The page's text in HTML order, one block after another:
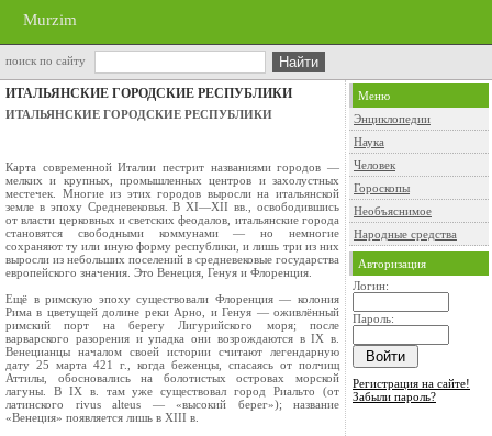
Murzim
поиск по сайту
ИТАЛЬЯНСКИЕ ГОРОДСКИЕ РЕСПУБЛИКИ
ИТАЛЬЯНСКИЕ ГОРОДСКИЕ РЕСПУБЛИКИ
Карта современной Италии пестрит названия­ми городов —
мелких и крупных, промыш­ленных центров и захолустных
местечек. Многие из этих городов выросли на итальянской
земле в эпоху Средневековья. В XI—XII вв., ос­вободившись
от власти церковных и светских фе­одалов, итальянские города
становятся свободными коммунами — но немногие
сохраняют ту или иную форму республики, и лишь три из них
выросли из небольших поселений в средневековые государства
европейского значения. Это Венеция, Генуя и Фло­ренция.
Ещё в римскую эпоху существовали Флоренция — колония
Рима в цветущей долине реки Арно, и Генуя — оживлённый
римский порт на берегу Ли­гурийского моря; после
варварского разорения и упадка они возрождаются в IX в.
Венецианцы на­чалом своей истории считают легендарную
дату 25 марта 421 г., когда беженцы, спасаясь от полчищ
Аттилы, обосновались на болотистых островах морской
лагуны. В IX в. там уже существовал город Риальто (от
латинского rivus alteus — «высокий берег»); название
«Венеция» появляется лишь в XIII в.
Меню
Энциклопедии
Наука
Человек
Гороскопы
Необъяснимое
Народные средства
Авторизация
Логин:
Пароль:
Регистрация на сайте!
Забыли пароль?